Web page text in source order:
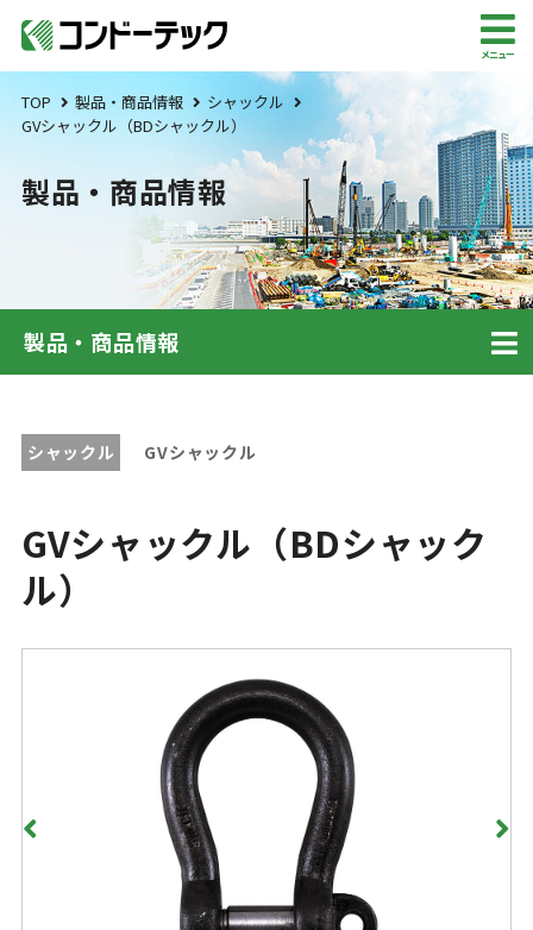
メニュー
TOP 製品・商品情報
シャックル
GVシャックル（BDシャックル）
製品・商品情報
製品・商品情報
シャックル GVシャックル
GVシャックル（BDシャック
ル）